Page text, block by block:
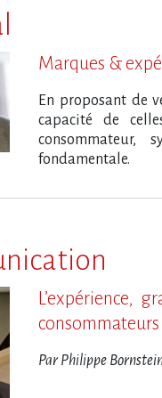
Marques &
En proposant de
capacité de
consommateur,
fondamentale.
L​‌’expérience,
consommateurs
Par Philippe